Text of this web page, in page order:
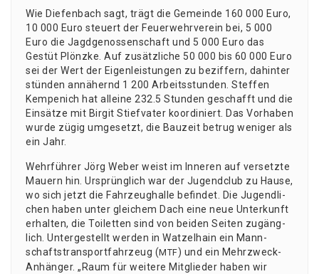
Wie Die­fen­bach sagt, trägt die Gemein­de 160 000 Euro,
10 000 Euro steu­ert der Feu­er­wehr­ver­ein bei, 5 000
Euro die Jagd­ge­nos­sen­schaft und 5 000 Euro das
Gestüt Plönz­ke. Auf zusätz­li­che 50 000 bis 60 000 Euro
sei der Wert der Eigen­leis­tun­gen zu bezif­fern, dahin­ter
stün­den annä­hernd 1 200 Arbeits­stun­den. Stef­fen
Kem­pe­nich hat allei­ne 232.5 Stun­den geschafft und die
Ein­sät­ze mit Bir­git Stief­va­ter koor­di­niert. Das Vor­ha­ben
wur­de zügig umge­setzt, die Bau­zeit betrug weni­ger als
ein Jahr.
Wehr­füh­rer Jörg Weber weist im Inne­ren auf ver­setz­te
Mau­ern hin. Ursprüng­lich war der Jugend­club zu Hau­se,
wo sich jetzt die Fahr­zeug­hal­le befin­det. Die Jugend­li­
chen haben unter glei­chem Dach eine neue Unter­kunft
erhal­ten, die Toi­let­ten sind von bei­den Sei­ten zugäng­
lich. Unter­ge­stellt wer­den in Wat­zel­hain ein Mann­
schafts­trans­port­fahr­zeug (MTF) und ein Mehr­zweck-
Anhän­ger. „Raum für wei­te­re Mit­glie­der haben wir